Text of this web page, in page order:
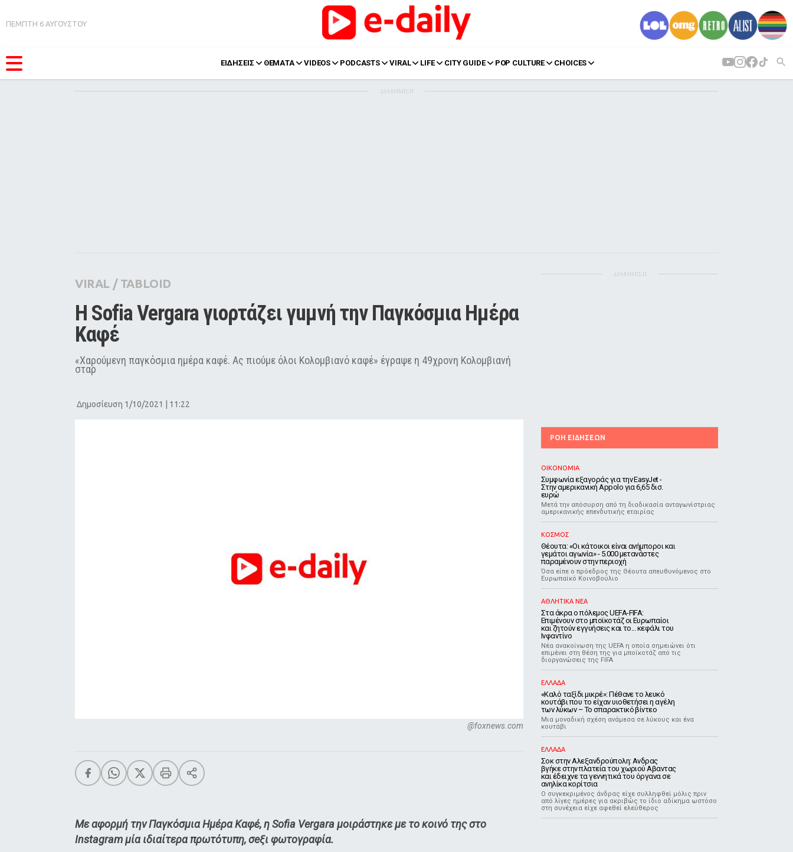
ΠΕΜΠΤΗ 6 ΑΥΓΟΥΣΤΟΥ
ΕΙΔΗΣΕΙΣ ΘΕΜΑΤΑ VIDEOS PODCASTS VIRAL LIFE CITY GUIDE POP CULTURE CHOICES
Pop Culture
Agenda
ΔΙΑΦΗΜΙΣΗ
VIRAL / TABLOID
Η Sofia Vergara γιορτάζει γuμνή την Παγκόσμια Ημέρα
Καφέ
«Χαρούμενη παγκόσμια ημέρα καφέ. Ας πιούμε όλοι Κολομβιανό καφέ» έγραψε η 49χρονη Κολομβιανή
σταρ
Δημοσίευση 1/10/2021 | 11:22
@foxnews.com
Με αφορμή την Παγκόσμια Ημέρα Καφέ, η Sofia Vergara μοιράστηκε με το κοινό της στο
Instagram μία ιδιαίτερα πρωτότυπη, σeξι φωτογραφία.
ΔΙΑΦΗΜΙΣΗ
ΡΟΗ ΕΙΔΗΣΕΩΝ
ΟΙΚΟΝΟΜΙΑ
Συμφωνία εξαγοράς για την EasyJet -
Στην αμερικανική Appolo για 6,65 δισ.
ευρώ
Μετά την απόσυρση από τη διαδικασία ανταγωνίστριας
αμερικανικής επενδυτικής εταιρίας
ΚΟΣΜΟΣ
Θέουτα: «Οι κάτοικοι είναι ανήμποροι και
γεμάτοι αγωνία» - 5.000 μετανάστες
παραμένουν στην περιοχή
Όσα είπε ο πρόεδρος της Θέουτα απευθυνόμενος στο
Ευρωπαϊκό Κοινοβούλιο
ΑΘΛΗΤΙΚΑ ΝΕΑ
Στα άκρα ο πόλεμος UEFA-FIFA:
Επιμένουν στο μποϊκοτάζ οι Ευρωπαίοι
και ζητούν εγγυήσεις και το... κεφάλι του
Ινφαντίνο
Νέα ανακοίνωση της UEFA η οποία σημειώνει ότι
επιμένει στη θέση της για μποϊκοτάζ από τις
διοργανώσεις της FIFA
ΕΛΛΑΔΑ
«Καλό ταξίδι μικρέ»: Πέθανε το λευκό
κουτάβι που το είχαν υιοθετήσει η αγέλη
των λύκων – Το σπαρακτικό βίντεο
Μια μοναδική σχέση ανάμεσα σε λύκους και ένα
κουτάβι
ΕΛΛΑΔΑ
Σοκ στην Αλεξανδρούπολη: Ανδρας
βγήκε στην πλατεία του χωριού Αβαντας
και έδειχνε τα γεννητικά του όργανα σε
ανηλίκα κορίτσια
Ο συγκεκριμένος άνδρας είχε συλληφθεί μόλις πριν
από λίγες ημέρες για ακριβώς το ίδιο αδίκημα ωστόσο
στη συνέχεια είχε αφεθεί ελεύθερος